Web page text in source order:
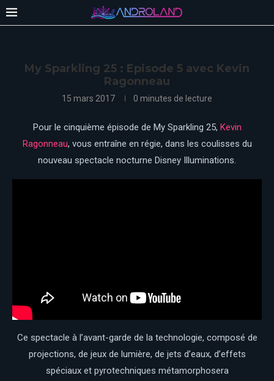
My Sparkling 25 : Episode 5 avec Kevin
Ragonneau
15 mars 2017 0 minutes de lecture
Pour le cinquième épisode de My Sparkling 25, Kevin
Ragonneau, vous entraîne en régie, dans les coulisses du
nouveau spectacle nocturne Disney Illuminations.
Ce spectacle à l’avant-garde de la technologie, composé de
projections, de jeux de lumière, de jets d’eaux, d’effets
spéciaux et pyrotechniques métamorphosera